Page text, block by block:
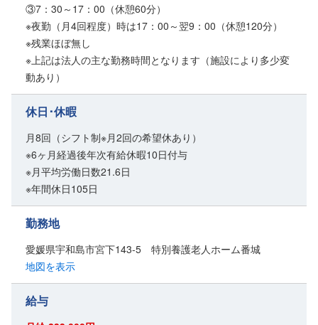
③7：30～17：00（休憩60分）
※夜勤（月4回程度）時は17：00～翌9：00（休憩120分）
※残業ほぼ無し
※上記は法人の主な勤務時間となります（施設により多少変
動あり）
休日･休暇
月8回（シフト制※月2回の希望休あり）
※6ヶ月経過後年次有給休暇10日付与
※月平均労働日数21.6日
※年間休日105日
勤務地
愛媛県宇和島市宮下143-5 特別養護老人ホーム番城
地図を表示
給与